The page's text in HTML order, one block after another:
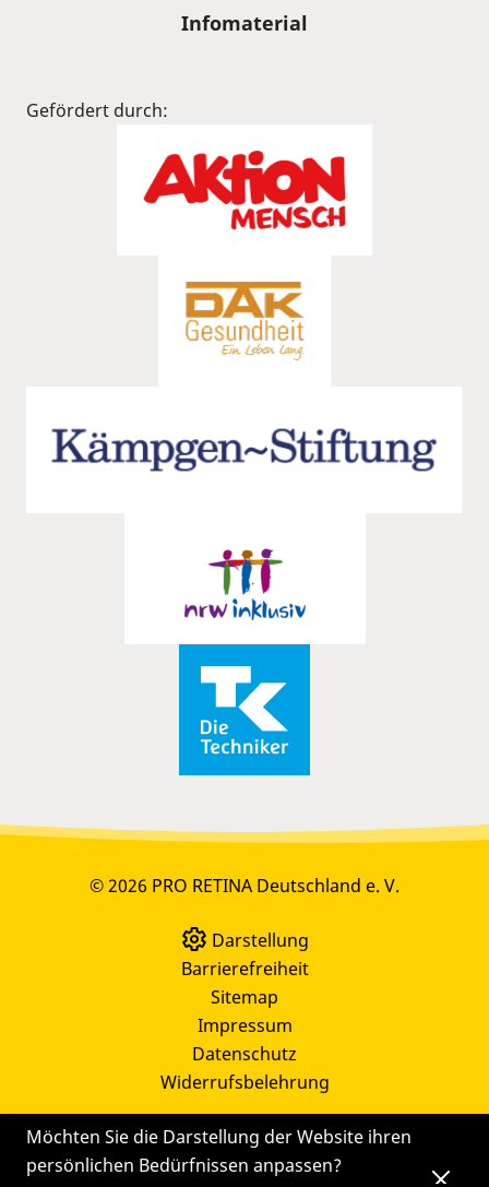
Möchten Sie die Darstellung der Website ihren
persönlichen Bedürfnissen anpassen?
Infomaterial
Gefördert durch:
© 2026 PRO RETINA Deutschland e. V.
Darstellung
Barrierefreiheit
Sitemap
Impressum
Datenschutz
Widerrufsbelehrung